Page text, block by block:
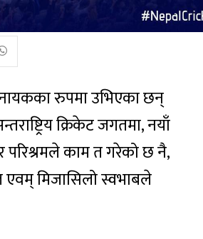
नायकका रुपमा उभिएका छन्
क्रिकेट जगतमा, नयाँ
काम त गरेको छ नै,
एवम् मिजासिलो स्वभाबले